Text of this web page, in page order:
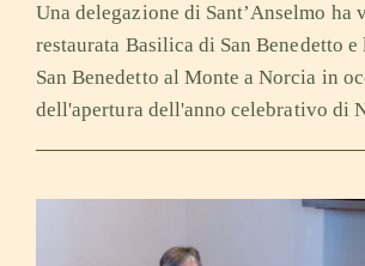
Una delegazione di Sant’Anselmo ha
restaurata Basilica di San Benedetto
San Benedetto al Monte a Norcia in
dell'apertura dell'anno celebrativo di